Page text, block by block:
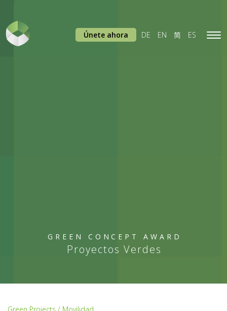
GREEN CONCEPT AWARD
Proyectos Verdes
Únete ahora DE EN 简 ES
Green Projects / Movilidad